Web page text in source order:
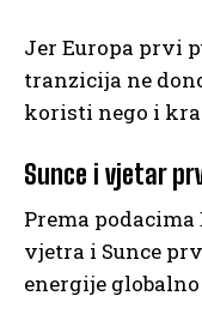
Jer Europa prvi
tranzicija ne
koristi nego i
Sunce i vjetar
Prema
vjetra i Sunce
energije